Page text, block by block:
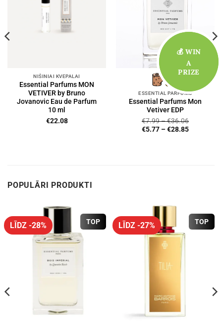
NIŠINIAI KVEPALAI
Essential Parfums MON
VETIVER by Bruno
Jovanovic Eau de Parfum
10 ml
€22.08
ESSENTIAL PARFUMS
Essential Parfums Mon
Vetiver EDP
€7.99–€36.06
€5.77 –€28.85
POPULĀRI PRODUKTI
TOP
LĪDZ -28% TOP
LĪDZ -27%
💰 WIN
A
PRIZE
💰 WIN
A
PRIZE